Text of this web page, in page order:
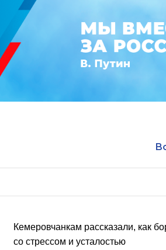
Кемеровчанкам рассказали, как
со стрессом и усталостью